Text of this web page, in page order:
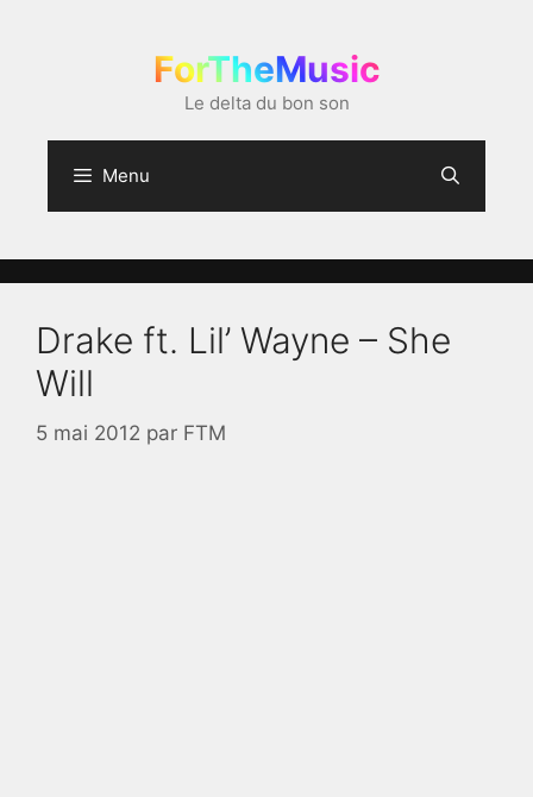
ForTheMusic
Le delta du bon son
Menu
Drake ft. Lil’ Wayne – She
Will
5 mai 2012 par FTM